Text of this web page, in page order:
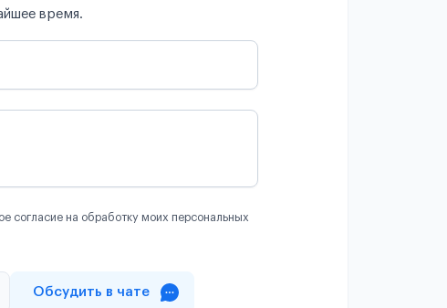
время.
согласие на обработку моих персональных
Обсудить в чате